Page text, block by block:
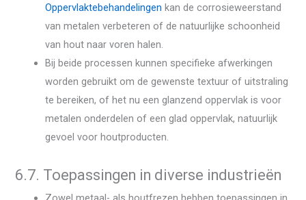
Oppervlaktebehandelingen kan de corrosieweerstand
van metalen verbeteren of de natuurlijke schoonheid
van hout naar voren halen.
Bij beide processen kunnen specifieke afwerkingen
worden gebruikt om de gewenste textuur of uitstraling
te bereiken, of het nu een glanzend oppervlak is voor
metalen onderdelen of een glad oppervlak, natuurlijk
gevoel voor houtproducten.
6.7. Toepassingen in diverse industrieën